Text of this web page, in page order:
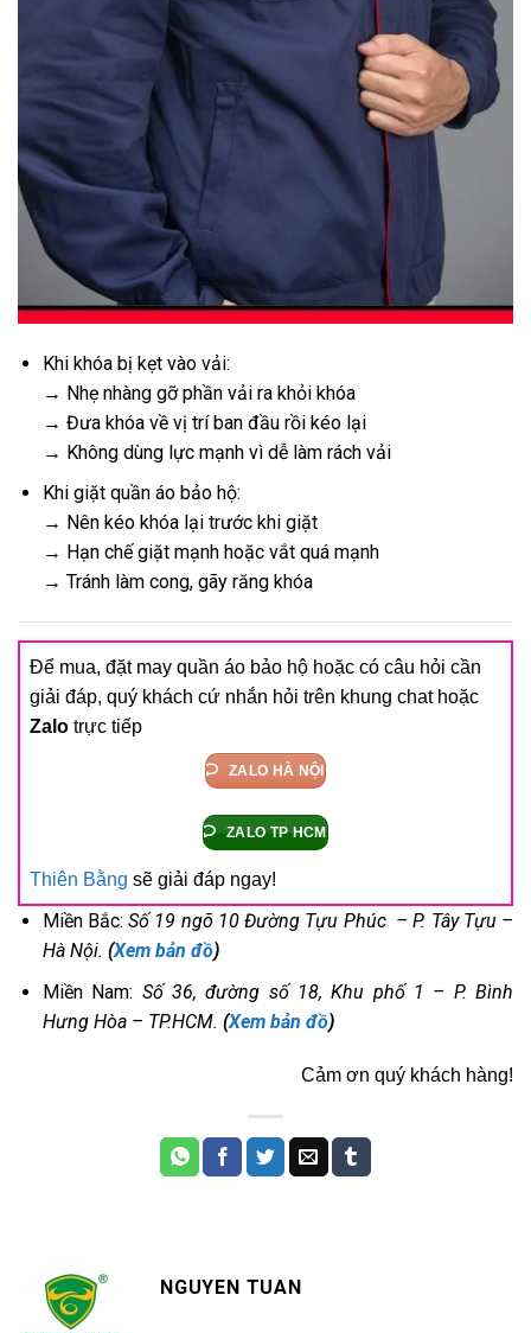
Khi khóa bị kẹt vào vải:
→ Nhẹ nhàng gỡ phần vải ra khỏi khóa
→ Đưa khóa về vị trí ban đầu rồi kéo lại
→ Không dùng lực mạnh vì dễ làm rách vải
Khi giặt quần áo bảo hộ:
→ Nên kéo khóa lại trước khi giặt
→ Hạn chế giặt mạnh hoặc vắt quá mạnh
→ Tránh làm cong, gãy răng khóa
Để mua, đặt may quần áo bảo hộ hoặc có câu hỏi cần
giải đáp, quý khách cứ nhắn hỏi trên khung chat hoặc
Zalo trực tiếp
ZALO HÀ NỘI
ZALO TP HCM
Thiên Bằng sẽ giải đáp ngay!
Miền Bắc:Số 19 ngõ 10 Đường Tựu Phúc – P. Tây Tựu –
Hà Nội. (Xem bản đồ)
Miền Nam: Số 36, đường số 18, Khu phố 1 – P. Bình
Hưng Hòa – TP.HCM. (Xem bản đồ)
Cảm ơn quý khách hàng!
NGUYEN TUAN